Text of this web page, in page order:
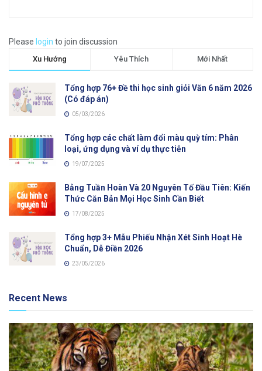
Please login to join discussion
Xu Hướng Yêu Thích Mới Nhất
Tổng hợp 76+ Đề thi học sinh giỏi Văn 6 năm 2026
(Có đáp án)
05/03/2026
Tổng hợp các chất làm đổi màu quỳ tím: Phân
loại, ứng dụng và ví dụ thực tiễn
19/07/2025
Bảng Tuần Hoàn Và 20 Nguyên Tố Đầu Tiên: Kiến
Thức Căn Bản Mọi Học Sinh Cần Biết
17/08/2025
Tổng hợp 3+ Mẫu Phiếu Nhận Xét Sinh Hoạt Hè
Chuẩn, Dễ Điền 2026
23/05/2026
Recent News